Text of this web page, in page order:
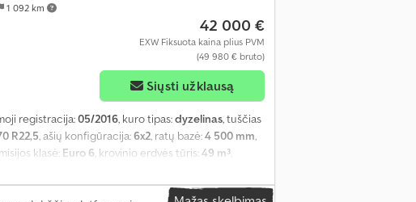
1 092 km
42 000 €
EXW Fiksuota kaina plius PVM
(49 980 € bruto)
Siųsti užklausą
registracija:05/2016, kuro tipas:dyzelinas, tuščias
R22,5 , ašių konfigūracija:6x2 , ratų bazė:4 500 mm
klasė: Euro 6 , krovinio erdvės tūris:49 m³
kondicionavimas, papildomi žibintai, priekabos